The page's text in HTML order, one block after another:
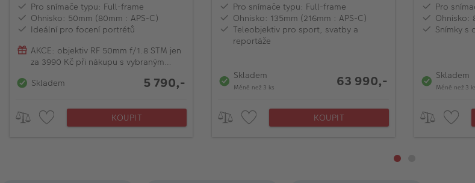
Pro snímače typu: Full-frame
Ohnisko: 50mm (80mm : APS-C)
Ideální pro focení portrétů
AKCE: objektiv RF 50mm f/1.8 STM jen
za 3990 Kč při nákupu s vybraným
Skladem 5 790,-
KOUPIT
Pro snímače typu: Full-frame
Ohnisko: 135mm (216mm : APS-C)
Teleobjektiv pro sport, svatby a
reportáže
Skladem
Méně než 3 ks 63 990,-
KOUPIT
Pro
Ohnisko:
Snímky s
Skladem
Méně než 3